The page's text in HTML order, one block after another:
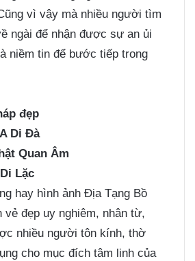
vì vậy mà nhiều người tìm
ngài để nhận được sự an ủi
niềm tin để bước tiếp trong
đẹp
Di Đà
Quan Âm
Lặc
hay hình ảnh Địa Tạng Bồ
vẻ đẹp uy nghiêm, nhân từ,
nhiều người tôn kính, thờ
cho mục đích tâm linh của